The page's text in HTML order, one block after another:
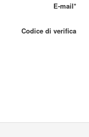
E-mail*
Codice di verifica